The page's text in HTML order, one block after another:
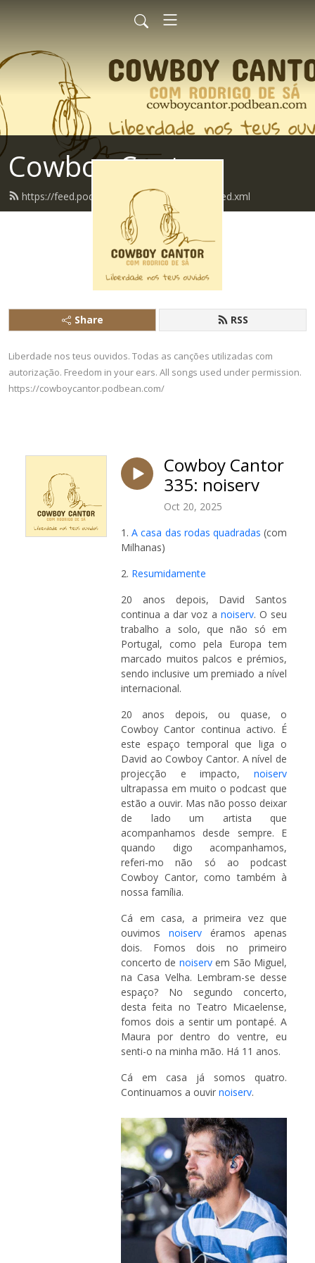
Cowboy Cantor
https://feed.podbean.com/cowboycantor/feed.xml
Share RSS
Liberdade nos teus ouvidos. Todas as canções utilizadas com
autorização. Freedom in your ears. All songs used under permission.
https://cowboycantor.podbean.com/
Cowboy Cantor
335: noiserv
Oct 20, 2025
1.A casa das rodas quadradas (com
Milhanas)
2. Resumidamente
20 anos depois, David Santos
continua a dar voz a noiserv. O seu
trabalho a solo, que não só em
Portugal, como pela Europa tem
marcado muitos palcos e prémios,
sendo inclusive um premiado a nível
internacional.
20 anos depois, ou quase, o
Cowboy Cantor continua activo. É
este espaço temporal que liga o
David ao Cowboy Cantor. A nível de
projecção e impacto, noiserv
ultrapassa em muito o podcast que
estão a ouvir. Mas não posso deixar
de lado um artista que
acompanhamos desde sempre. E
quando digo acompanhamos,
referi-mo não só ao podcast
Cowboy Cantor, como também à
nossa família.
Cá em casa, a primeira vez que
ouvimos noiserv éramos apenas
dois. Fomos dois no primeiro
concerto de noiservem São Miguel,
na Casa Velha. Lembram-se desse
espaço? No segundo concerto,
desta feita no Teatro Micaelense,
fomos dois a sentir um pontapé. A
Maura por dentro do ventre, eu
senti-o na minha mão. Há 11 anos.
Cá em casa já somos quatro.
Continuamos a ouvir noiserv.